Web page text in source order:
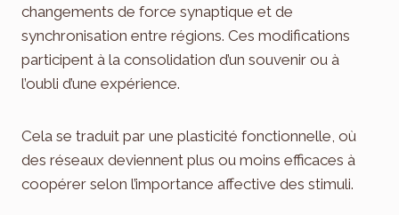
changements de force synaptique et de
synchronisation entre régions. Ces modifications
participent à la consolidation d’un souvenir ou à
l’oubli d’une expérience.
Cela se traduit par une plasticité fonctionnelle, où
des réseaux deviennent plus ou moins efficaces à
coopérer selon l’importance affective des stimuli.